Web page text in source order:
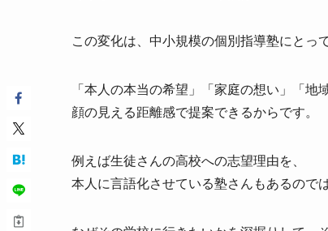
この変化は、中小規模の個別指導塾にとっ
「本人の本当の希望」「家庭の想い」「地
顔の見える距離感で提案できるからです。
例えば生徒さんの高校への志望理由を、
本人に言語化させている塾さんもあるので